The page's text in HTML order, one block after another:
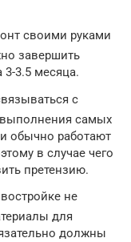
своими руками
завершить
3.5 месяца.
с
самых
обычно работают
в случае чего
претензию.
не
для
должны